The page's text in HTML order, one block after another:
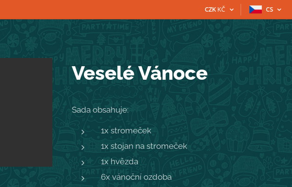
CZK KČ CS
Veselé Vánoce
Sada obsahuje:
1x stromeček
1x stojan na stromeček
1x hvězda
6x vánoční ozdoba